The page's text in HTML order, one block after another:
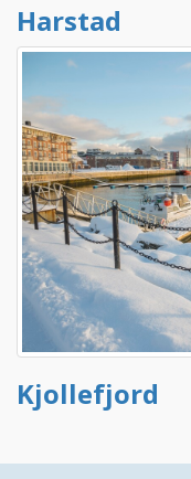
Harstad
Kjollefjord